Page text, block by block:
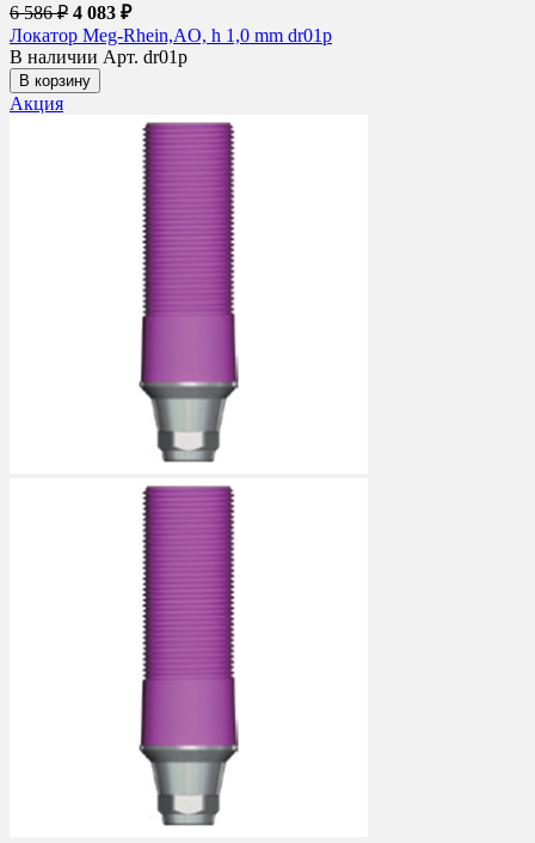
6 586 ₽ 4 083 ₽
Локатор Meg-Rhein,AO, h 1,0 mm dr01p
В наличии Арт. dr01p
В корзину
Акция